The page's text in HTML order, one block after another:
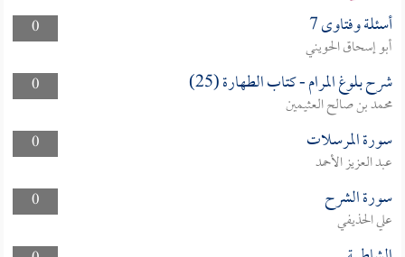
0 أسئلة وفتاوى 7
أبو إسحاق الحويني
0
شرح بلوغ المرام - كتاب الطهارة (25)
محمد بن صالح العثيمين
0
سورة المرسلات
عبد العزيز الأحمد
0
سورة الشرح
علي الحذيفي